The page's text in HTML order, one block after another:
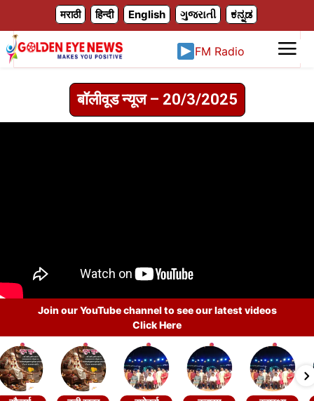
मराठी हिन्दी English ગુજરાતી ಕನ್ನಡ
FM Radio
बॉलीवूड न्यूज – 20/3/2025
Join our YouTube channel to see our latest videos
Click Here